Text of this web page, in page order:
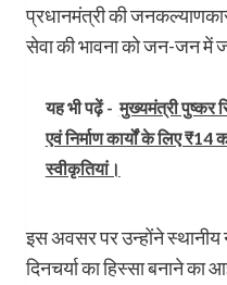
प्रधानमंत्री की
सेवा की भावना को जन-जन में
यह भी पढ़ें - मुख्यमंत्री पुष्कर
एवं निर्माण कार्यों के लिए
स्वीकृतियां।
इस अवसर पर उन्होंने स्थानीय
दिनचर्या का हिस्सा बनाने का